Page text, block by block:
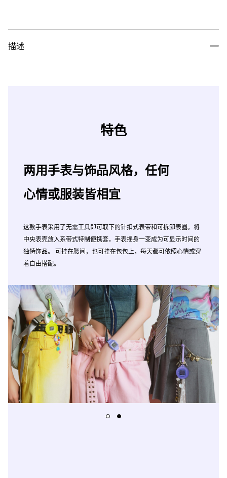
描述
特色
两用手表与饰品风格，任何
心情或服装皆相宜
这款手表采用了无需工具即可取下的针扣式表带和可拆卸表圈。将
中央表壳放入系带式特制便携套，手表摇身一变成为可显示时间的
独特饰品。 可挂在腰间，也可挂在包包上，每天都可依照心情或穿
着自由搭配。